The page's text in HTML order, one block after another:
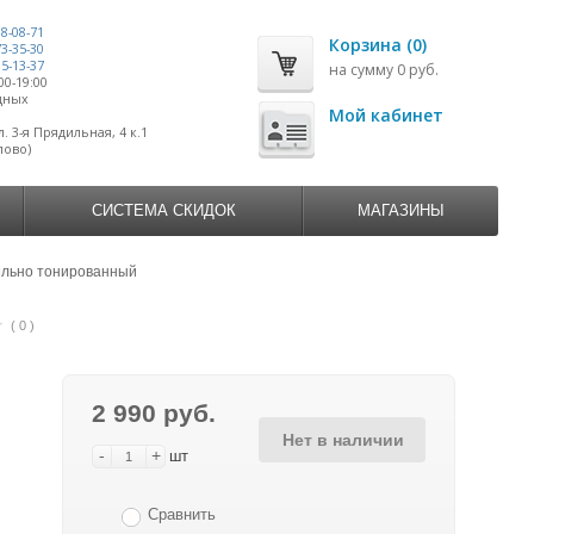
08-71
35-30
13-37
19:00
3-я Прядильная, 4 к.1
Корзина (0)
на сумму 0 руб.
Мой кабинет
СИСТЕМА СКИДОК МАГАЗИНЫ
тонированный
( 0 )
2 990 руб.
- + шт
Нет в наличии
Сравнить